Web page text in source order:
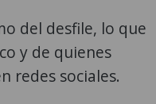
del desfile, lo que
y de quienes
redes sociales.